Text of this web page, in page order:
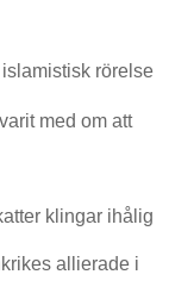
rörelse
med om att
klingar ihålig
allierade i